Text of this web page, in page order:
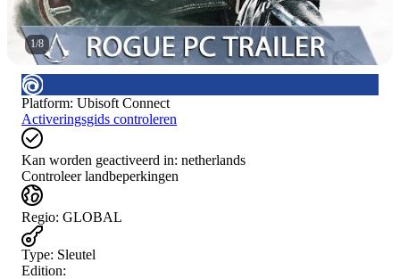
1/8
Platform: Ubisoft Connect
Activeringsgids controleren
Kan worden geactiveerd in: netherlands
Controleer landbeperkingen
Regio: GLOBAL
Type: Sleutel
Edition: